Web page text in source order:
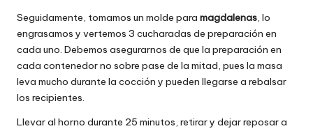
Seguidamente, tomamos un molde para magdalenas, lo
engrasamos y vertemos 3 cucharadas de preparación en
cada uno. Debemos asegurarnos de que la preparación en
cada contenedor no sobre pase de la mitad, pues la masa
leva mucho durante la cocción y pueden llegarse a rebalsar
los recipientes.
Llevar al horno durante 25 minutos, retirar y dejar reposar a